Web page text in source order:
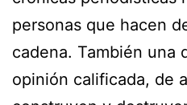
personas que hacen
cadena. También una
opinión calificada, de